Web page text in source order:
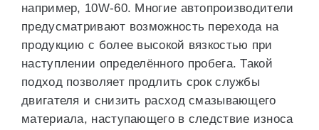
например, 10W-60. Многие автопроизводители
предусматривают возможность перехода на
продукцию с более высокой вязкостью при
наступлении определённого пробега. Такой
подход позволяет продлить срок службы
двигателя и снизить расход смазывающего
материала, наступающего в следствие износа